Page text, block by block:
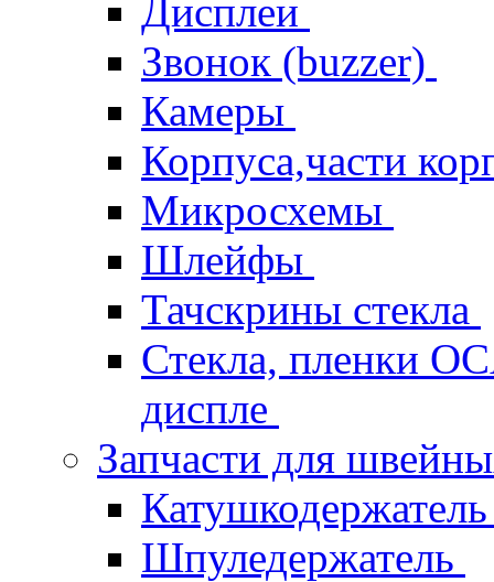
Дисплеи
Звонок (buzzer)
Камеры
Корпуса,части
Микросхемы
Шлейфы
Тачскрины стекла
Стекла, пленки
диспле
Запчасти для
Шпуледержатель